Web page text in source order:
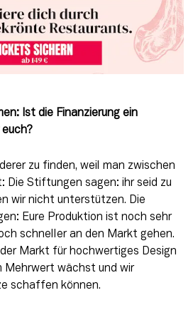
Ist die Finanzierung ein
zu finden, weil man zwischen
Die Stiftungen sagen: ihr seid zu
wir nicht unterstützen. Die
Eure Produktion ist noch sehr
schneller an den Markt gehen.
Markt für hochwertiges Design
wächst und wir
schaffen können.